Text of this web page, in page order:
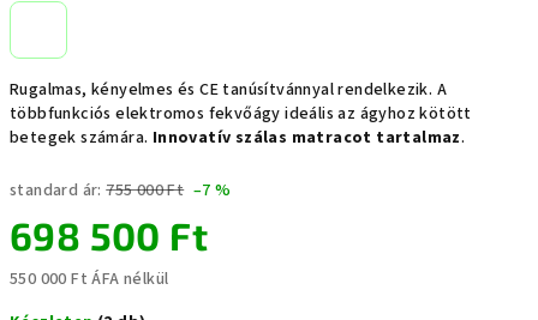
Rugalmas, kényelmes és CE tanúsítvánnyal rendelkezik. A
többfunkciós elektromos fekvőágy ideális az ágyhoz kötött
betegek számára. Innovatív szálas matracot tartalmaz.
standard ár: 755 000 Ft –7 %
698 500 Ft
550 000 Ft ÁFA nélkül
Y
E
N
E
S